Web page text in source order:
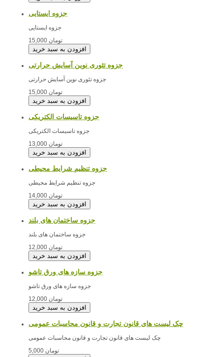
جزوه ایستایی
جزوه ایستایی
15,000 تومان
جزوه تئوری نوین آسایش حرارتی
جزوه تئوری نوین آسایش حرارتی
15,000 تومان
جزوه تاسیسات الکتریکی
جزوه تاسیسات الکتریکی
13,000 تومان
جزوه تنظیم شرایط محیطی
جزوه تنظیم شرایط محیطی
14,000 تومان
جزوه ساختمان های بلند
جزوه ساختمان های بلند
12,000 تومان
جزوه سازه های ورق تاشو
جزوه سازه های ورق تاشو
12,000 تومان
چک لیست های قانون تجارت و قانون محاسبات عمومی
چک لیست های قانون تجارت و قانون محاسبات عمومی
5,000 تومان